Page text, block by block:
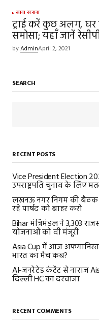
खाना खजाना
ट्राई करें कुछ अलग, घर
समोसा; यहाँ जानें
byAdminApril 2, 2021
SEARCH
RECENT POSTS
Vice President Election
उपराष्ट्रपति चुनाव के लिए
लखनऊ नगर निगम की बैठक
रहे पार्षद को बाहर करो
Bihar मंत्रिमंडल ने 3,303
योजनाओं को दी मंजूरी
Asia Cup में आज
भारत का मैच कब?
AI-जनरेटेड कंटेंट से नाराज
दिल्ली HC का दरवाजा
RECENT COMMENTS